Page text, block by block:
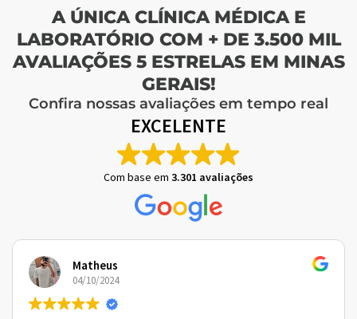
A ÚNICA CLÍNICA MÉDICA E
LABORATÓRIO COM + DE 3.500 MIL
AVALIAÇÕES 5 ESTRELAS EM MINAS
GERAIS!
Confira nossas avaliações em tempo real
EXCELENTE
Com base em 3.301 avaliações
Matheus
04/10/2024